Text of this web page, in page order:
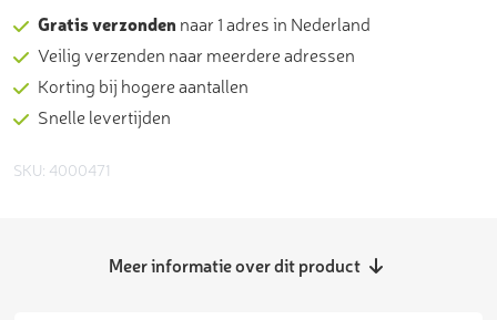
Gratis verzonden naar 1 adres in Nederland
Veilig verzenden naar meerdere adressen
Korting bij hogere aantallen
Snelle levertijden
SKU: 4000471
Meer informatie over dit product